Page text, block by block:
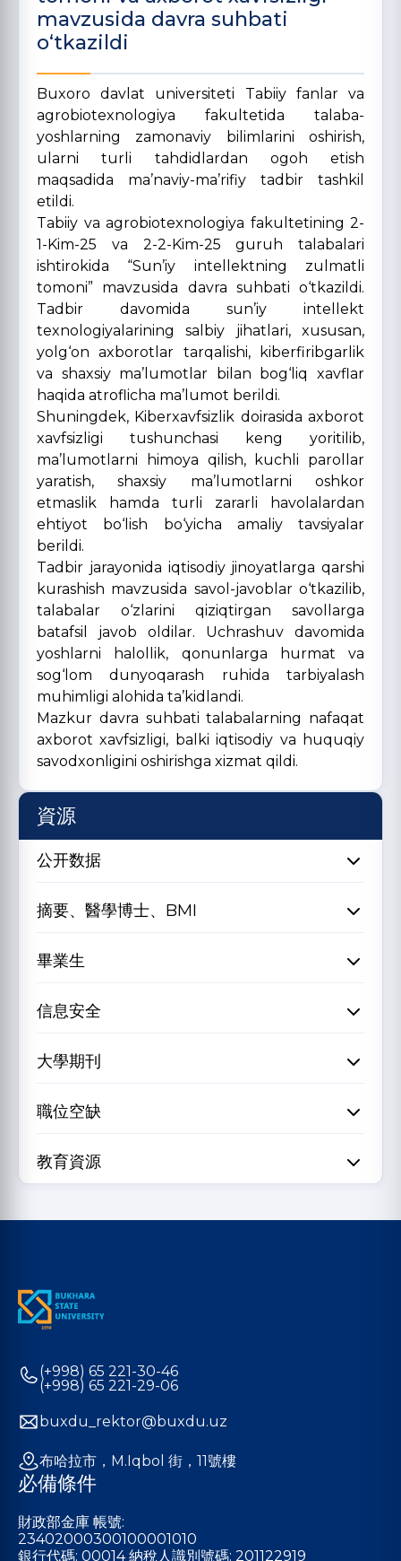
mavzusida davra suhbati
o‘tkazildi
Buxoro davlat universiteti Tabiiy fanlar va
agrobiotexnologiya fakultetida talaba-
yoshlarning zamonaviy bilimlarini oshirish,
ularni turli tahdidlardan ogoh etish
maqsadida ma’naviy-ma’rifiy tadbir tashkil
etildi.
Tabiiy va agrobiotexnologiya fakultetining 2-
1-Kim-25 va 2-2-Kim-25 guruh talabalari
ishtirokida “Sun’iy intellektning zulmatli
tomoni” mavzusida davra suhbati o‘tkazildi.
Tadbir davomida sun’iy intellekt
texnologiyalarining salbiy jihatlari, xususan,
yolg‘on axborotlar tarqalishi, kiberfiribgarlik
va shaxsiy ma’lumotlar bilan bog‘liq xavflar
haqida atroflicha ma’lumot berildi.
Shuningdek, Kiberxavfsizlik doirasida axborot
xavfsizligi tushunchasi keng yoritilib,
ma’lumotlarni himoya qilish, kuchli parollar
yaratish, shaxsiy ma’lumotlarni oshkor
etmaslik hamda turli zararli havolalardan
ehtiyot bo‘lish bo‘yicha amaliy tavsiyalar
berildi.
Tadbir jarayonida iqtisodiy jinoyatlarga qarshi
kurashish mavzusida savol-javoblar o‘tkazilib,
talabalar o‘zlarini qiziqtirgan savollarga
batafsil javob oldilar. Uchrashuv davomida
yoshlarni halollik, qonunlarga hurmat va
sog‘lom dunyoqarash ruhida tarbiyalash
muhimligi alohida ta’kidlandi.
Mazkur davra suhbati talabalarning nafaqat
axborot xavfsizligi, balki iqtisodiy va huquqiy
savodxonligini oshirishga xizmat qildi.
資源
公开数据
摘要、醫學博士、BMI
畢業生
信息安全
大學期刊
職位空缺
教育資源
(+998) 65 221-30-46
(+998) 65 221-29-06
buxdu_rektor@buxdu.uz
布哈拉市，M.Iqbol 街，11號樓
必備條件
財政部金庫 帳號:
23402000300100001010
銀行代碼: 00014 納稅人識別號碼: 201122919